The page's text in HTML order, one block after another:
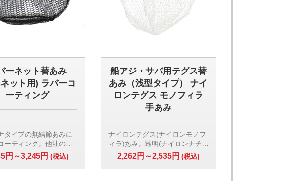
ーネット替あみ
ット用) ラバーコ
ーティング
タイプの無結節あみに
ーティング。他社のも
夫で、魚を傷めませ
モナ(ラバーコーティン
円～3,245円 (税込)
船アジ・サバ用テグス替
あみ（浅型タイプ） ナイ
ロンテグス モノフィラ
手あみ
ナイロンテグス(ナイロンモノフ
ィラ)あみ。透明(ナイロンナチュ
ラル色)なので魚が怯えず、すく
いやすいあみです。水切れがよ
く針がくいこまず便利です。材
2,262円～2,535円 (税込)